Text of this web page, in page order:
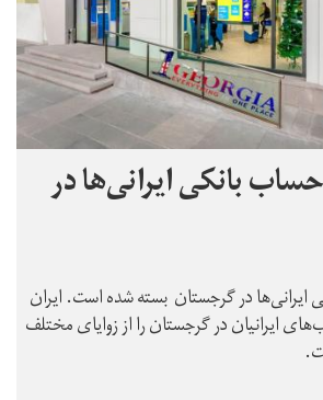
بانکی ایرانی‌ها در
در گرجستان بسته شده است. ایران
ایرانیان در گرجستان را از زوایای مختلف